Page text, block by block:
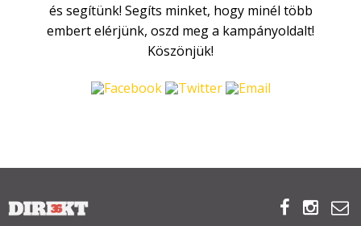
és segítünk! Segíts minket, hogy minél több
embert elérjünk, oszd meg a kampányoldalt!
Köszönjük!
  